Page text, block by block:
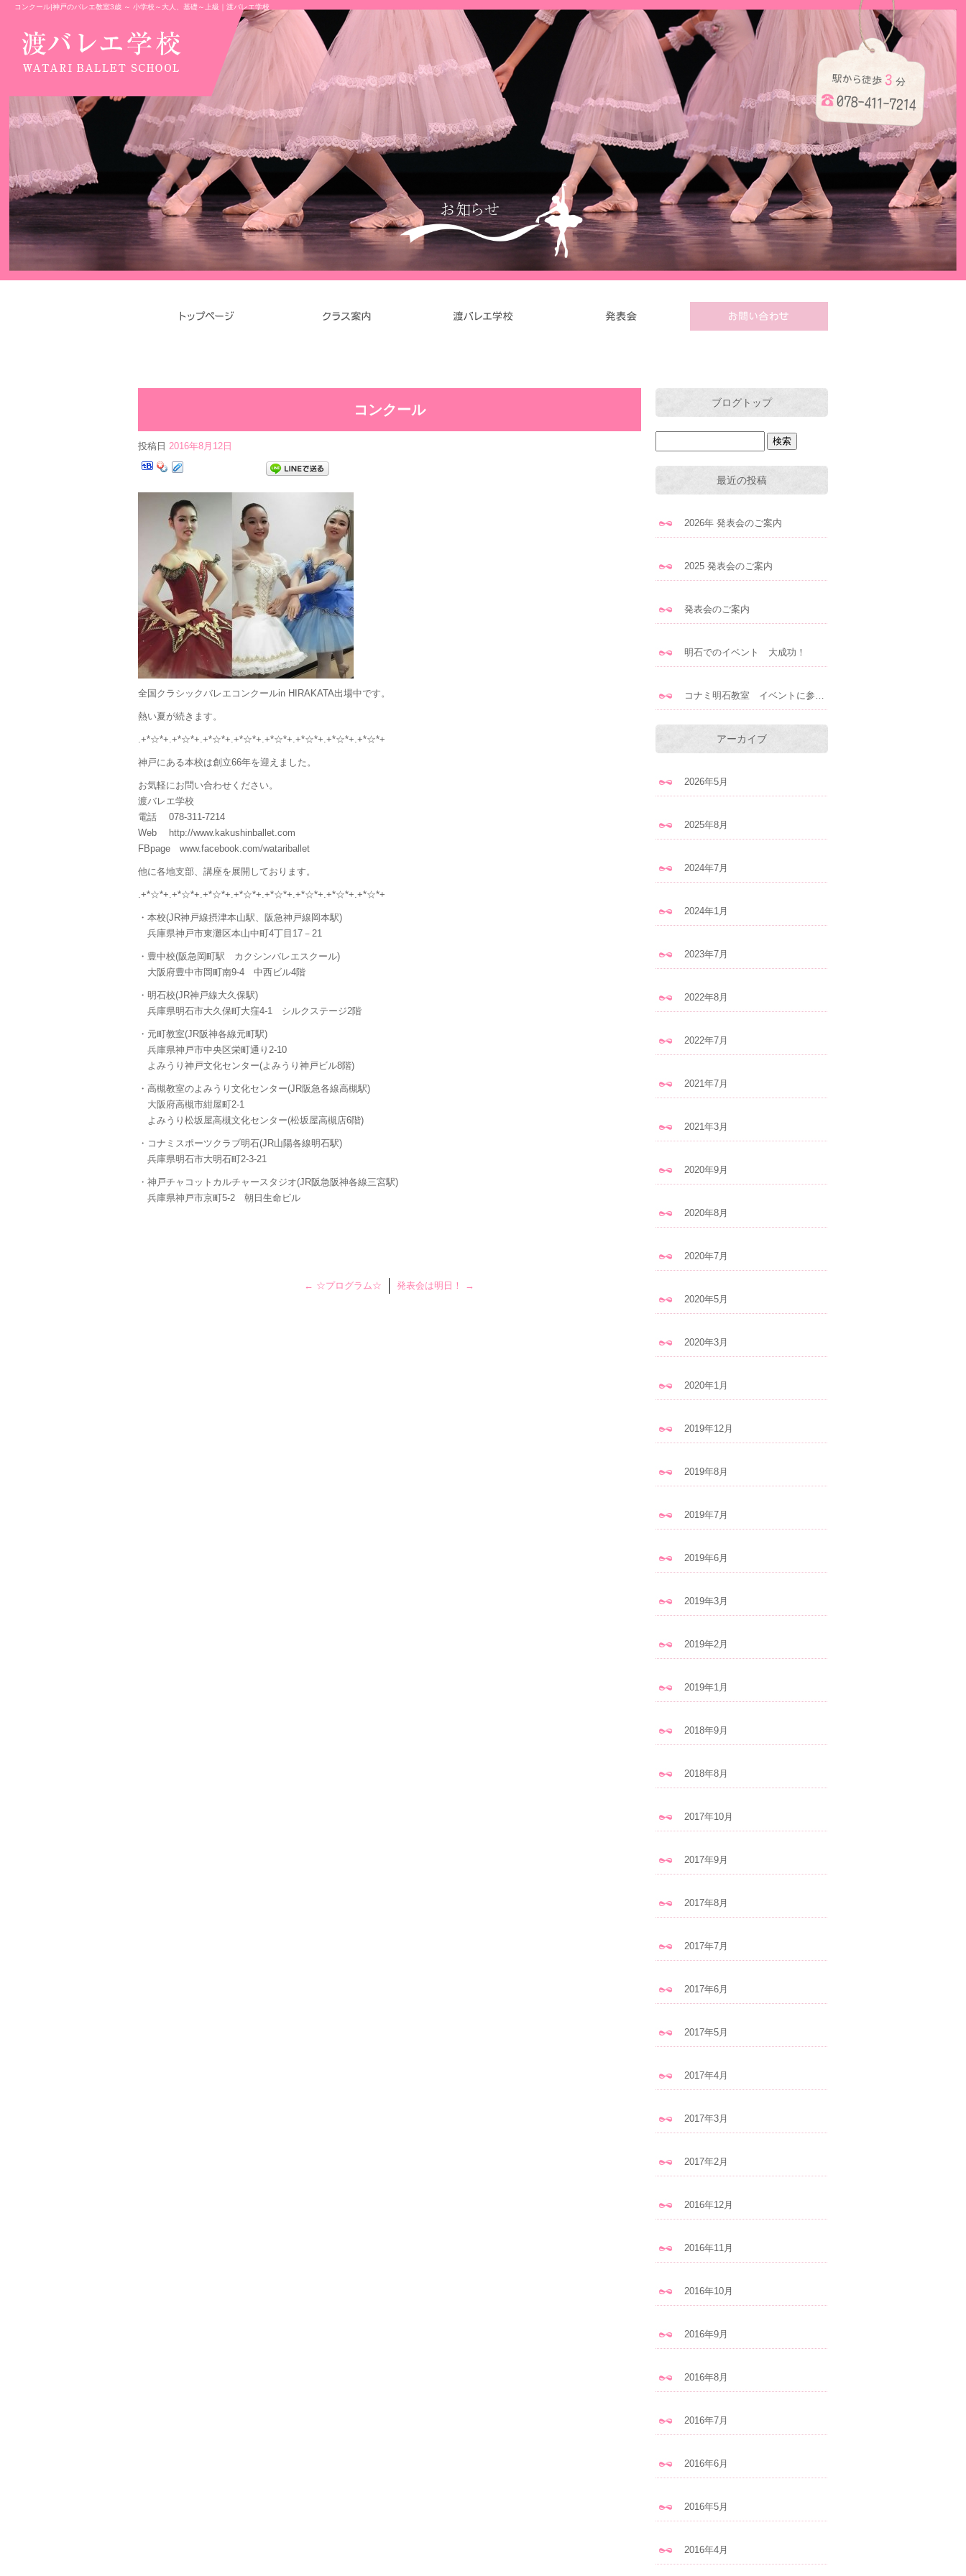
コンクール|神戸のバレエ教室3歳 ～ 小学校～大人、基礎～上級｜渡バレエ学校
コンクール
投稿日 2016年8月12日
全国クラシックバレエコンクールin HIRAKATA出場中です。
熱い夏が続きます。
.+*☆*+.+*☆*+.+*☆*+.+*☆*+.+*☆*+.+*☆*+.+*☆*+.+*☆*+
神戸にある本校は創立66年を迎えました。
お気軽にお問い合わせください。
渡バレエ学校
電話 078-311-7214
Web http://www.kakushinballet.com
FBpage www.facebook.com/watariballet
他に各地支部、講座を展開しております。
.+*☆*+.+*☆*+.+*☆*+.+*☆*+.+*☆*+.+*☆*+.+*☆*+.+*☆*+
・本校(JR神戸線摂津本山駅、阪急神戸線岡本駅)
兵庫県神戸市東灘区本山中町4丁目17－21
・豊中校(阪急岡町駅 カクシンバレエスクール)
大阪府豊中市岡町南9-4 中西ビル4階
・明石校(JR神戸線大久保駅)
兵庫県明石市大久保町大窪4-1 シルクステージ2階
・元町教室(JR阪神各線元町駅)
兵庫県神戸市中央区栄町通り2-10
よみうり神戸文化センター(よみうり神戸ビル8階)
・高槻教室のよみうり文化センター(JR阪急各線高槻駅)
大阪府高槻市紺屋町2-1
よみうり松坂屋高槻文化センター(松坂屋高槻店6階)
・コナミスポーツクラブ明石(JR山陽各線明石駅)
兵庫県明石市大明石町2-3-21
・神戸チャコットカルチャースタジオ(JR阪急阪神各線三宮駅)
兵庫県神戸市京町5-2 朝日生命ビル
← ☆プログラム☆ 発表会は明日！ →
ブログトップ
最近の投稿
2026年 発表会のご案内
2025 発表会のご案内
発表会のご案内
明石でのイベント 大成功！
コナミ明石教室 イベントに参加します！
アーカイブ
2026年5月
2025年8月
2024年7月
2024年1月
2023年7月
2022年8月
2022年7月
2021年7月
2021年3月
2020年9月
2020年8月
2020年7月
2020年5月
2020年3月
2020年1月
2019年12月
2019年8月
2019年7月
2019年6月
2019年3月
2019年2月
2019年1月
2018年9月
2018年8月
2017年10月
2017年9月
2017年8月
2017年7月
2017年6月
2017年5月
2017年4月
2017年3月
2017年2月
2016年12月
2016年11月
2016年10月
2016年9月
2016年8月
2016年7月
2016年6月
2016年5月
2016年4月